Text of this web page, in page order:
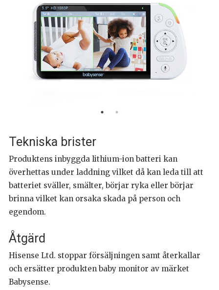
Tekniska brister
Produktens inbyggda lithium-ion batteri kan
överhettas under laddning vilket då kan leda till att
batteriet sväller, smälter, börjar ryka eller börjar
brinna vilket kan orsaka skada på person och
egendom.
Åtgärd
Hisense Ltd. stoppar försäljningen samt återkallar
och ersätter produkten baby monitor av märket
Babysense.